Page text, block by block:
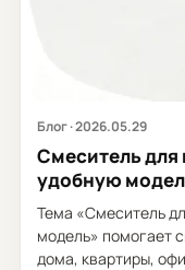
Блог · 2026.05.29
Смеситель для
удобную
Тема «Смеситель
модель» помогает
дома, квартиры,